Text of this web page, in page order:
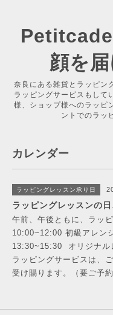
顔を
奈良にある雑貨とラッピン
ラッピングサービスもして
様、ショップ様へのラッピ
ントでのラッ
カレンダー
ラッピングレッスン承り日
ラッピングレッスンの日
午前、午後ともに、ラッ
10:00~12:00 初級アレン
13:30~15:30 オリジナル
ラッピングサービスは、
受け賜ります。（要ご予約